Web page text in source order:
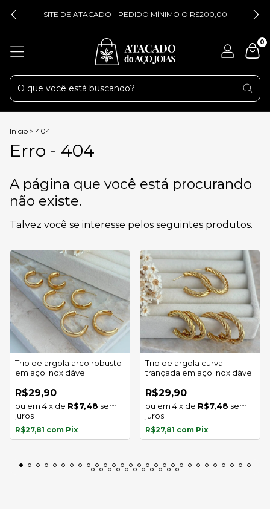
SITE DE ATACADO - PEDIDO MÍNIMO O R$200,00
0
Início > 404
Erro - 404
A página que você está procurando
não existe.
Talvez você se interesse pelos seguintes produtos.
Trio de argola arco robusto
em aço inoxidável
R$29,90
4x de R$7,48 sem
juros
R$27,81 com Pix
Trio de argola curva
trançada em aço inoxidável
R$29,90
4x de R$7,48 sem
juros
R$27,81 com Pix